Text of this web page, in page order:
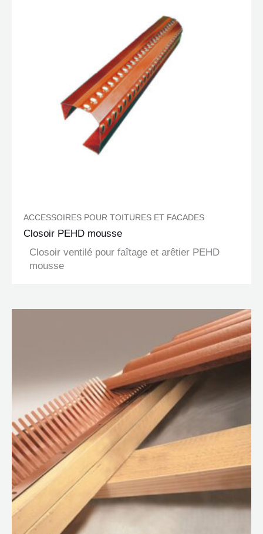
ACCESSOIRES POUR TOITURES ET FACADES
Closoir PEHD mousse
Closoir ventilé pour faîtage et arêtier PEHD
mousse